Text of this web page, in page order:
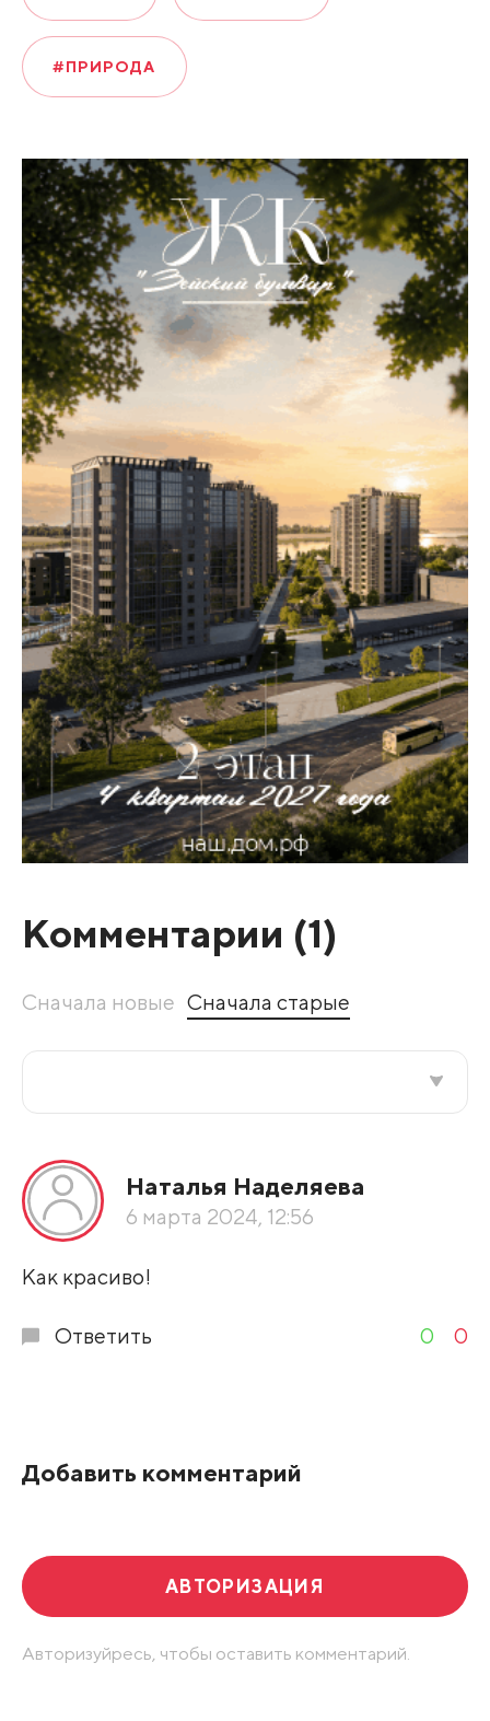
#ПРИРОДА
Комментарии (1)
Сначала новые Сначала старые
По рейтингу
Развернуть все
Наталья Наделяева
6 марта 2024, 12:56
Как красиво!
Ответить 0 0
Добавить комментарий
АВТОРИЗАЦИЯ
Авторизуйресь, чтобы оставить комментарий.